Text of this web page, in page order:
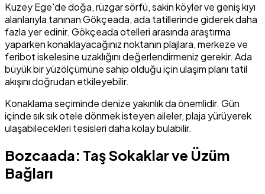
Kuzey Ege'de doğa, rüzgar sörfü, sakin köyler ve geniş kıyı
alanlarıyla tanınan Gökçeada, ada tatillerinde giderek daha
fazla yer edinir. Gökçeada otelleri arasında araştırma
yaparken konaklayacağınız noktanın plajlara, merkeze ve
feribot iskelesine uzaklığını değerlendirmeniz gerekir. Ada
büyük bir yüzölçümüne sahip olduğu için ulaşım planı tatil
akışını doğrudan etkileyebilir.
Konaklama seçiminde denize yakınlık da önemlidir. Gün
içinde sık sık otele dönmek isteyen aileler, plaja yürüyerek
ulaşabilecekleri tesisleri daha kolay bulabilir.
Bozcaada: Taş Sokaklar ve Üzüm
Bağları